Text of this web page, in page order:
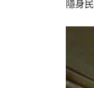
隱身